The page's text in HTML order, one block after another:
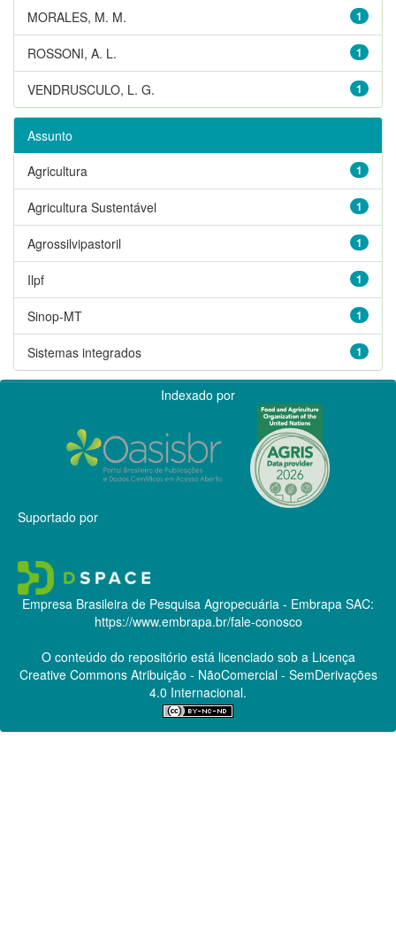
1
MORALES, M. M.
1
ROSSONI, A. L.
1
VENDRUSCULO, L. G.
Assunto
1
Agricultura
1
Agricultura Sustentável
1
Agrossilvipastoril
1
Ilpf
1
Sinop-MT
1
Sistemas integrados
Indexado por
Suportado por
Empresa Brasileira de Pesquisa Agropecuária - Embrapa SAC:
https://www.embrapa.br/fale-conosco
O conteúdo do repositório está licenciado sob a Licença
Creative CommonsAtribuição - NãoComercial - SemDerivações
4.0 Internacional.